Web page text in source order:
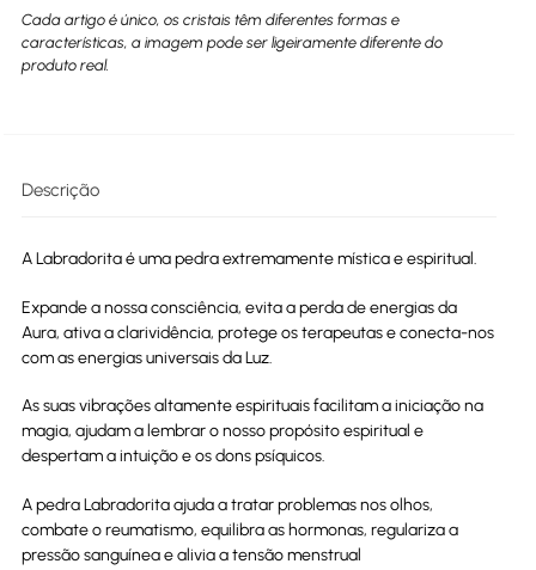
Cada artigo é único, os cristais têm diferentes formas e
características, a imagem pode ser ligeiramente diferente do
produto real.
Descrição
A Labradorita é uma pedra extremamente mística e espiritual.
Expande a nossa consciência, evita a perda de energias da
Aura, ativa a clarividência, protege os terapeutas e conecta-nos
com as energias universais da Luz.
As suas vibrações altamente espirituais facilitam a iniciação na
magia, ajudam a lembrar o nosso propósito espiritual e
despertam a intuição e os dons psíquicos.
A pedra Labradorita ajuda a tratar problemas nos olhos,
combate o reumatismo, equilibra as hormonas, regulariza a
pressão sanguínea e alivia a tensão menstrual